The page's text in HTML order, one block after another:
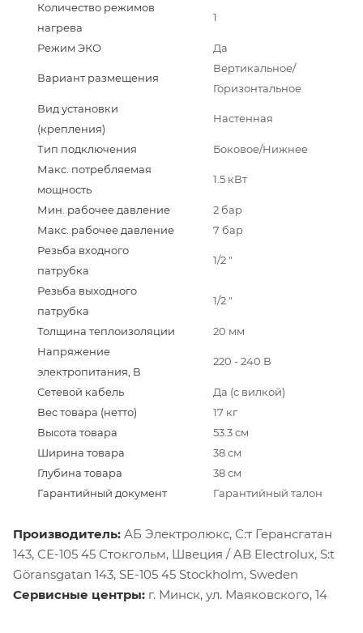
Количество режимов
нагрева
1
Режим ЭКО Да
Вариант размещения
Вертикальное/
Горизонтальное
Вид установки
(крепления)
Настенная
Тип подключения
Боковое/Нижнее
Макс. потребляемая
мощность
1.5 кВт
Мин. рабочее давление
2 бар
Макс. рабочее давление
7 бар
Резьба входного
патрубка
1/2 "
Резьба выходного
патрубка
1/2 "
Толщина теплоизоляции
20 мм
Напряжение
электропитания, В
220 - 240 В
Сетевой кабель
Да (с вилкой)
Вес товара (нетто)
17 кг
Высота товара
53.3 см
Ширина товара
38 см
Глубина товара
38 см
Гарантийный документ
Гарантийный талон
Производитель: АБ Электролюкс, С:т Герансгатан
143, СЕ-105 45 Стокгольм, Швеция / AB Electrolux, S:t
Göransgatan 143, SE-105 45 Stockholm, Sweden
Сервисные центры: г. Минск, ул. Маяковского, 14